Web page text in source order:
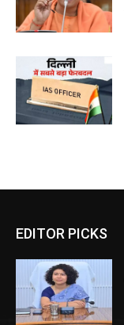
EDITOR PICKS